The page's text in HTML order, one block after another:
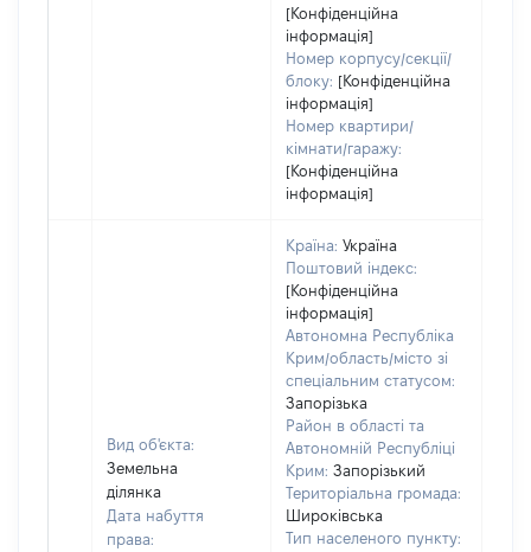
[Конфіденційна
інформація]
Номер корпусу/секції/
блоку: [Конфіденційна
інформація]
Номер квартири/
кімнати/гаражу:
[Конфіденційна
інформація]
Вид об'єкта:
Земельна
ділянка
Дата набуття
права:
Країна: Україна
Поштовий індекс:
[Конфіденційна
інформація]
Автономна Республіка
Крим/область/місто зі
спеціальним статусом:
Запорізька
Район в області та
Автономній Республіці
Крим: Запорізький
Територіальна громада:
Широківська
Тип населеного пункту: